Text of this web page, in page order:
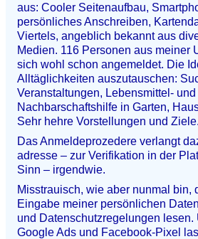
aus: Cooler Seitenaufbau,
persönliches Anschreiben,
Viertels, angeblich bekannt aus
Medien. 116 Personen aus meiner
sich wohl schon angemeldet. Die
Alltäglichkeiten auszutauschen:
Veranstaltungen, Lebensmittel-
Nachbarschaftshilfe in Garten,
Sehr hehre Vorstellungen und Ziele.
Das Anmeldeprozedere verlangt
adresse – zur Verifikation in der
Sinn – irgendwie.
Misstrauisch, wie aber nunmal bin,
Eingabe meiner persönlichen
und Datenschutzregelungen lesen.
Google Ads und Facebook-Pixel